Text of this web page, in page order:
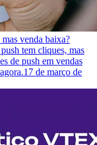
venda baixa?
push tem cliques, mas
de push em vendas
17 de março de